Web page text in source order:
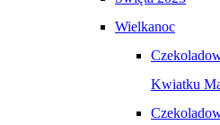
Wielkanoc
Kwiatku